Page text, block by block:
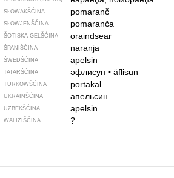
SŁOWAKŠĆINA pomaranč
SŁOWJENŠĆINA pomaranča
ŠOTISKA GELŠĆINA oraindsear
ŠPANIŠĆINA naranja
ŠWEDŠĆINA apelsin
TATARŠĆINA әфлисун • äflisun
TURKOWŠĆINA portakal
UKRAINŠĆINA апельсин
UZBEKŠĆINA apelsin
WALIZIŠĆINA ?